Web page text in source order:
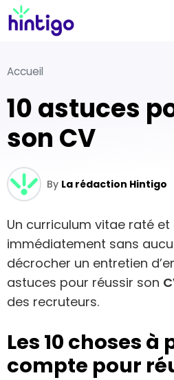
Accueil
10 astuces pour réussir
son CV
By La rédaction Hintigo
Un curriculum vitae raté et
immédiatement sans
décrocher un entretien
astuces pour réussir son
des recruteurs.
Les 10 choses à
compte pour